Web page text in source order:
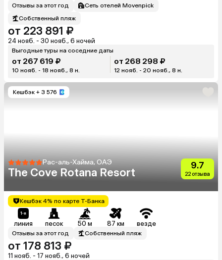
Отзывы за этот год
Сеть отелей Movenpick
Собственный пляж
от 223 891 ₽
24 нояб. - 30 нояб., 6 ночей
Выгодные туры на соседние даты
от 267 619 ₽
10 нояб. - 18 нояб., 8 н.
от 268 298 ₽
12 нояб. - 20 нояб., 8 н.
Кешбэк + 3 576
Рас-аль-Хайма, ОАЭ
The Cove Rotana Resort
9.7
22 отзыва
Кешбэк 4% по карте Т-Банка
линия песок 50 м 87 км везде
Отзывы за этот год Собственный пляж
от 178 813 ₽
11 нояб. - 17 нояб., 6 ночей